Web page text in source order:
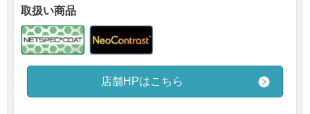
取扱い商品
店舗HPはこちら